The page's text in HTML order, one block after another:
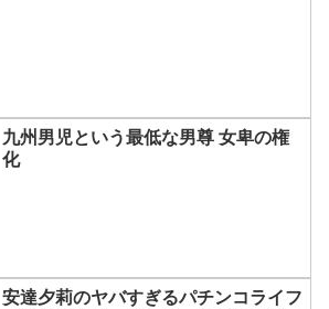
九州男児という最低な男尊 女卑の権
化
安達夕莉のヤバすぎるパチンコライフ